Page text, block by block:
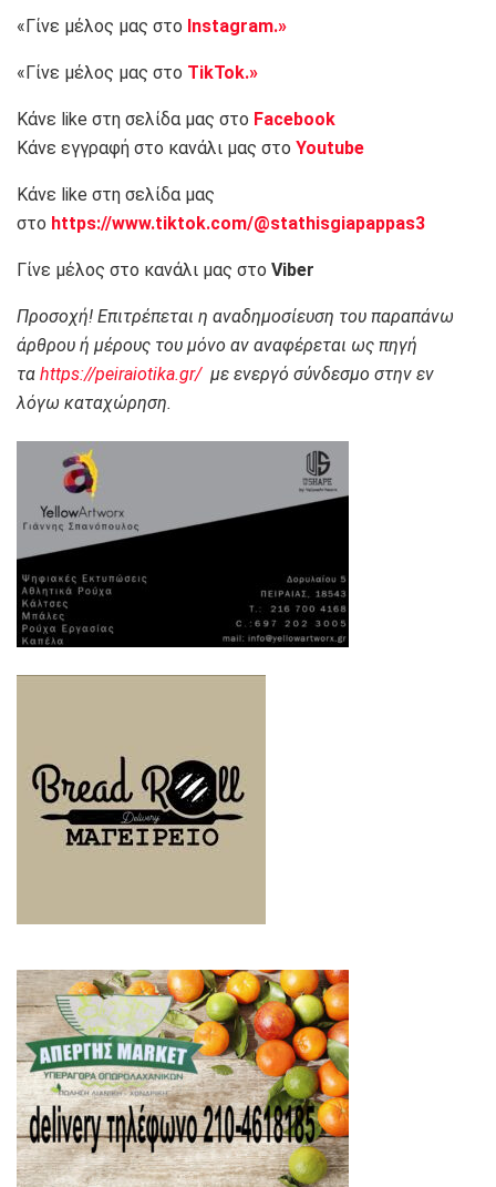
«Γίνε μέλος μας στο Instagram.»
«Γίνε μέλος μας στο TikTok.»
Κάνε like στη σελίδα μας στο Facebook
Κάνε εγγραφή στο κανάλι μας στο Youtube
Κάνε like στη σελίδα μας
στο https://www.tiktok.com/@stathisgiapappas3
Γίνε μέλος στο κανάλι μας στο Viber
Προσοχή! Επιτρέπεται η αναδημοσίευση του παραπάνω
άρθρου ή μέρους του μόνο αν αναφέρεται ως πηγή
τα https://peiraiotika.gr/με ενεργό σύνδεσμο στην εν
λόγω καταχώρηση.